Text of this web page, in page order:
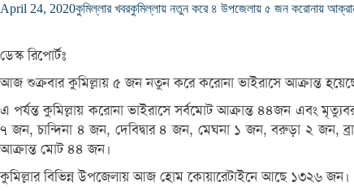
April 24, 2020কুমিল্লার খবরকুমিল্লায় নতুন করে ৪ উপজেলায় ৫ জন করোনায়
ডেস্ক রিপোর্টঃ
আজ শুক্রবার কুমিল্লায় ৫ জন নতুন করে করোনা ভাইরাসে আক্রান্ত
এ পর্যন্ত কুমিল্লায় করোনা ভাইরাসে সর্বমোট আক্রান্ত ৪৪জন এবং
৭ জন, চান্দিনা ৪ জন, দেবিদ্বার ৪ জন, মেঘনা ১ জন, বরুড়া ২ জন,
আক্রান্ত মোট ৪৪ জন।
কু‌মিল্লার বি‌ভিন্ন উপ‌জেলায় আজ হোম ‌কোয়া‌রেটাই‌নে আ‌ছে ১৩২৬